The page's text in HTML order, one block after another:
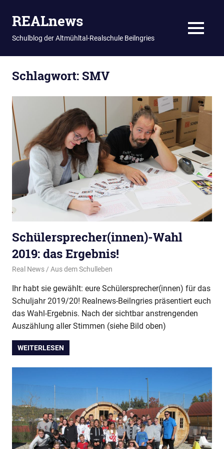
Inhalt
REALnews
Schulblog der Altmühltal-Realschule Beilngries MENU
Schlagwort: SMV
Schülersprecher(innen)-Wahl
2019: das Ergebnis!
1. Oktober 2019
Real News Aus dem Schulleben
Ihr habt sie gewählt: eure Schülersprecher(innen) für das
Schuljahr 2019/20! Realnews-Beilngries präsentiert euch
das Wahl-Ergebnis. Nach der sichtbar anstrengenden
Auszählung aller Stimmen (siehe Bild oben)
WEITERLESEN